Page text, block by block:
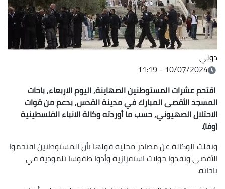
دولي
10/07/2024 - 11:19
اقتحم عشرات المستوطنين الصهاينة, اليوم الاربعاء, باحات
المسجد الأقصى المبارك في مدينة القدس, بدعم من قوات
الاحتلال الصهيوني, حسب ما أوردته وكالة الانباء الفلسطينية
(وفا).
ونقلت الوكالة عن مصادر محلية قولها بأن المستوطنين اقتحموا
الأقصى ونفذوا جولات استفزازية وأدوا طقوسا تلمودية في
باحاته.